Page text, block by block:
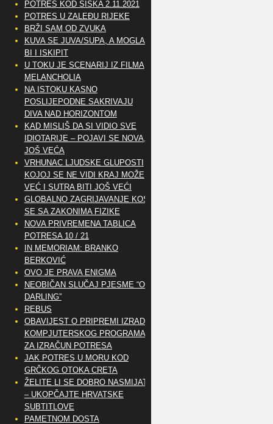
POTRES KOD SISKA 2.11.2021
POTRES U ZALEĐU RIJEKE
BRŽI SAM OD ZVUKA
KUVA SE JUVA/SUPA, A MOGLA
BI I ISKIPIT
U TOKU JE SCENARIJ IZ FILMA
MELANCHOLIA
NA ISTOKU KASNO
POSLIJEPODNE SAKRIVAJU
DIVA NAD HORIZONTOM
KAD MISLIŠ DA SI VIDIO SVE
IDIOTARIJE – POJAVI SE NOVA,..
JOŠ VEĆA
VRHUNAC LJUDSKE GLUPOSTI
KOJOJ SE NE VIDI KRAJ MOŽE
VEĆ I SUTRA BITI JOŠ VEĆI
GLOBALNO ZAGRIJAVANJE KOSI
SE SA ZAKONIMA FIZIKE
NOVA PRIVREMENA TABLICA
POTRESA 10 / 21
IN MEMORIAM: BRANKO
BERKOVIĆ
OVO JE PRAVA ENIGMA
NEOBIČAN SLUČAJ PJESME “OH
DARLING”
REBUS
OBAVIJEST O PRIPREMI IZRADE
KOMPJUTERSKOG PROGRAMA
ZA IZRAČUN POTRESA
JAK POTRES U MORU KOD
GRČKOG OTOKA CRETA
ŽELITE LI SE DOBRO NASMIJATI
– UKOPČAJTE HRVATSKE
SUBTITLOVE
PAMETNOM DOSTA